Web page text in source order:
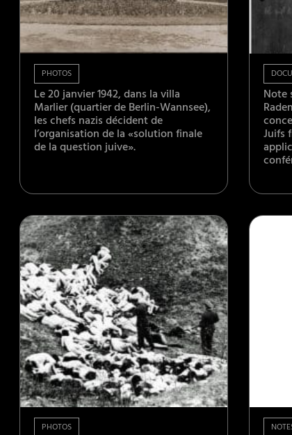
PHOTOS
Le 20 janvier 1942, dans la villa
Marlier (quartier de Berlin-Wannsee),
les chefs nazis décident de
l’organisation de la «solution finale
de la question juive».
Note
Juifs
PHOTOS